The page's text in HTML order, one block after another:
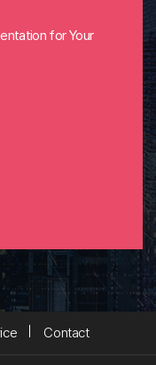
for Your
Contact